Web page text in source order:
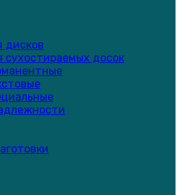
дисков
сухостираемых досок